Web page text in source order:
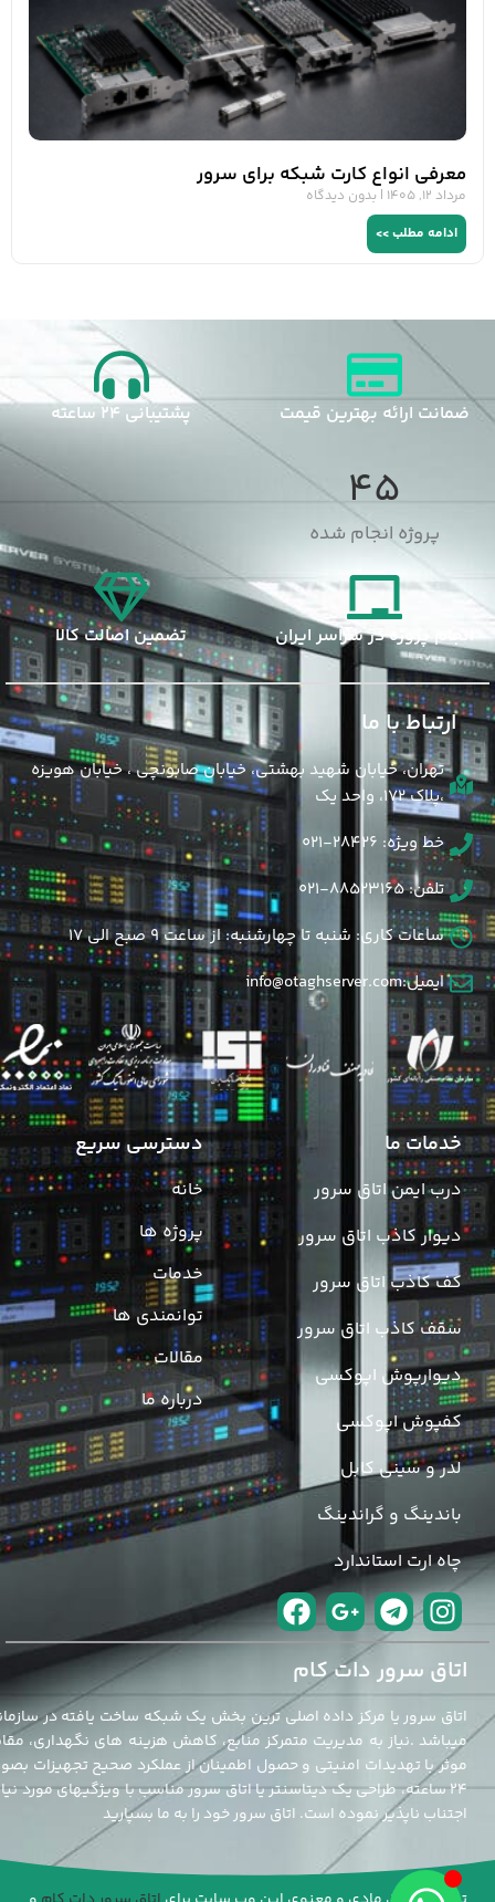
معرفی انواع کارت شبکه برای سرور
مرداد 12, 1405
بدون دیدگاه
ادامه مطلب >>
ضمانت ارائه بهترین قیمت
45
پروژه انجام شده
پشتیبانی 24 ساعته
انجام پروژه در سراسر ایران تضمین اصالت کالا
ارتباط با ما
تهران، خیابان شهید بهشتی، خیابان صابونچی ، خیابان هویزه
،پلاک 172، واحد یک
خط ویژه: 28426-021
تلفن: 88523165-021
ساعات کاری: شنبه تا چهارشنبه: از ساعت 9 صبح الی 17
ایمیل:info@otaghserver.com
خدمات ما
درب ایمن اتاق سرور
دیوار کاذب اتاق سرور
کف کاذب اتاق سرور
سقف کاذب اتاق سرور
دیوارپوش اپوکسی
کفپوش اپوکسی
لدر و سینی کابل
باندینگ و گراندینگ
چاه ارت استاندارد
دسترسی سریع
خانه
پروژه ها
خدمات
توانمندی ها
مقالات
درباره ما
اتاق سرور دات کام
اتاق سرور یا مرکز داده اصلی ترین بخش یک شبکه ساخت یافته در
میباشد .نیاز به مدیریت متمرکز منابع، کاهش هزینه های نگهداری،
موثر با تهدیدات امنیتی و حصول اطمینان از عملکرد صحیح تجهیزات
24 ساعته، طراحی یک دیتاسنتر یا اتاق سرور مناسب با ویژگیهای مورد
اجتناب ناپذیر نموده است. اتاق سرور خود را به ما بسپارید